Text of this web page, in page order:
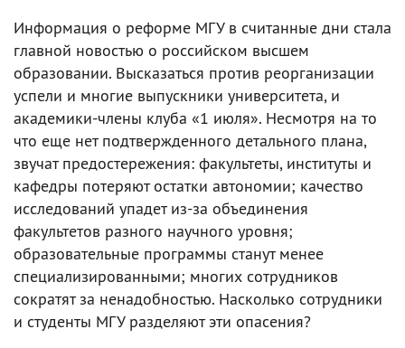
Информация о реформе МГУ в считанные дни стала
главной новостью о российском высшем
образовании. Высказаться против реорганизации
успели и многие выпускники университета, и
академики-члены клуба «1 июля». Несмотря на то
что еще нет подтвержденного детального плана,
звучат предостережения: факультеты, институты и
кафедры потеряют остатки автономии; качество
исследований упадет из-за объединения
факультетов разного научного уровня;
образовательные программы станут менее
специализированными; многих сотрудников
сократят за ненадобностью. Насколько сотрудники
и студенты МГУ разделяют эти опасения?